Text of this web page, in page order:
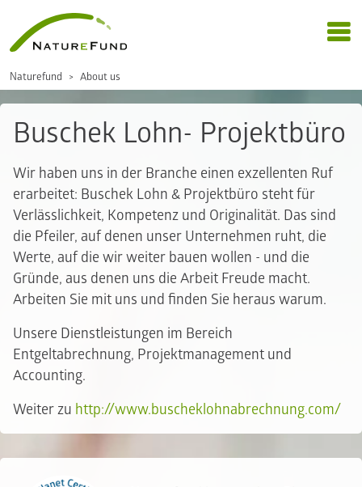
Naturefund About us
Buschek Lohn- Projektbüro
Wir haben uns in der Branche einen exzellenten Ruf
erarbeitet: Buschek Lohn & Projektbüro steht für
Verlässlichkeit, Kompetenz und Originalität. Das sind
die Pfeiler, auf denen unser Unternehmen ruht, die
Werte, auf die wir weiter bauen wollen - und die
Gründe, aus denen uns die Arbeit Freude macht.
Arbeiten Sie mit uns und finden Sie heraus warum.
Unsere Dienstleistungen im Bereich
Entgeltabrechnung, Projektmanagement und
Accounting.
Weiter zu http://www.buscheklohnabrechnung.com/